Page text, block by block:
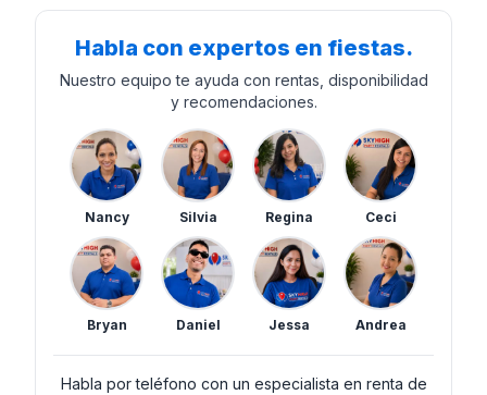
Habla con expertos en fiestas.
Nuestro equipo te ayuda con rentas, disponibilidad
y recomendaciones.
Nancy Silvia Regina Ceci
Bryan Daniel Jessa Andrea
Habla por teléfono con un especialista en renta de